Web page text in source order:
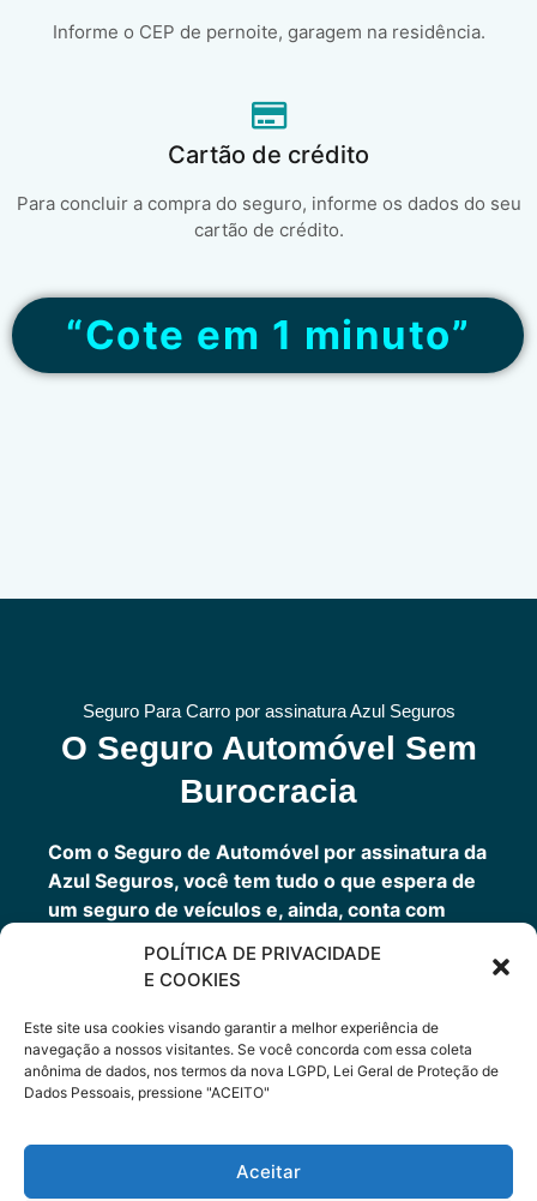
POLÍTICA DE PRIVACIDADE
E COOKIES
Este site usa cookies visando garantir a melhor experiência de
navegação a nossos visitantes. Se você concorda com essa coleta
anônima de dados, nos termos da nova LGPD, Lei Geral de Proteção de
Dados Pessoais, pressione "ACEITO"
Aceitar
Informe o CEP de pernoite, garagem na residência.
Cartão de crédito
Para concluir a compra do seguro, informe os dados do seu
cartão de crédito.
“Cote em 1 minuto”
Seguro Para Carro por assinatura Azul Seguros
O Seguro Automóvel Sem
Burocracia
Com o Seguro de Automóvel por assinatura da
Azul Seguros, você tem tudo o que espera de
um seguro de veículos e, ainda, conta com
outros benefícios disponíveis 24h.
Você tem um seguro completo com a garantia
Porto Seguro.